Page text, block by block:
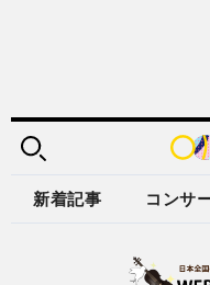
新着記事 コンサ